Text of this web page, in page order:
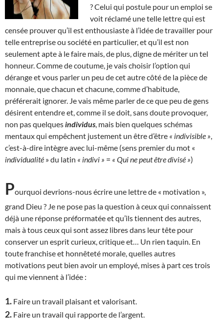
? Celui qui postule pour un emploi se
voit réclamé une telle lettre qui est
censée prouver qu’il est enthousiaste à l’idée de travailler pour
telle entreprise ou société en particulier, et qu’il est non
seulement apte à le faire mais, de plus, digne de mériter un tel
honneur. Comme de coutume, je vais choisir l’option qui
dérange et vous parler un peu de cet autre côté de la pièce de
monnaie, que chacun et chacune, comme d’habitude,
préférerait ignorer. Je vais même parler de ce que peu de gens
désirent entendre et, comme il se doit, sans doute provoquer,
non pas quelques individus , mais bien quelques schémas
mentaux qui empêchent justement un être d’être « indivisible »
c’est-à-dire intègre avec lui-même (sens premier du mot «
individualité » du latin « indivi » = « Qui ne peut être divisé »)
Pourquoi devrions-nous écrire une lettre de « motivation »,
grand Dieu ? Je ne pose pas la question à ceux qui connaissent
déjà une réponse préformatée et qu’ils tiennent des autres,
mais à tous ceux qui sont assez libres dans leur tête pour
conserver un esprit curieux, critique et… Un rien taquin. En
toute franchise et honnêteté morale, quelles autres
motivations peut bien avoir un employé, mises à part ces trois
qui me viennent à l’idée :
1. Faire un travail plaisant et valorisant.
2. Faire un travail qui rapporte de l’argent.